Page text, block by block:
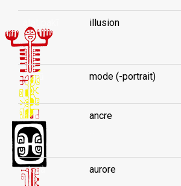
illusion
atatū mode (-portrait)
âtau
ancre
atauà aurore